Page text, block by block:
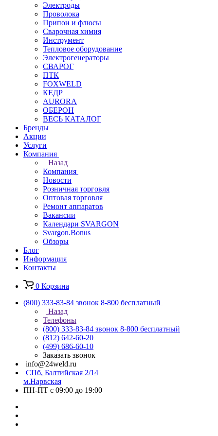
Электроды
Проволока
Припои и флюсы
Сварочная химия
Инструмент
Тепловое оборудование
Электрогенераторы
СВАРОГ
ПТК
FOXWELD
КЕДР
AURORA
ОБЕРОН
ВЕСЬ КАТАЛОГ
Бренды
Акции
Услуги
Компания
Назад
Компания
Новости
Розничная торговля
Оптовая торговля
Ремонт аппаратов
Вакансии
Календари SVARGON
Svargon.Bonus
Обзоры
Блог
Информация
Контакты
0 Корзина
(800) 333-83-84 звонок 8-800 бесплатный
Назад
Телефоны
(800) 333-83-84 звонок 8-800 бесплатный
(812) 642-60-20
(499) 686-60-10
Заказать звонок
info@24weld.ru
СПб, Балтийская 2/14
м.Нарвская
ПН-ПТ с 09:00 до 19:00